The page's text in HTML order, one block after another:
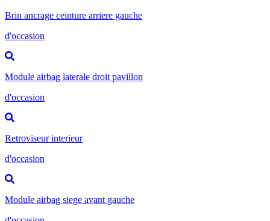
Brin ancrage ceinture arriere gauche
d'occasion
Module airbag laterale droit pavillon
d'occasion
Retroviseur interieur
d'occasion
Module airbag siege avant gauche